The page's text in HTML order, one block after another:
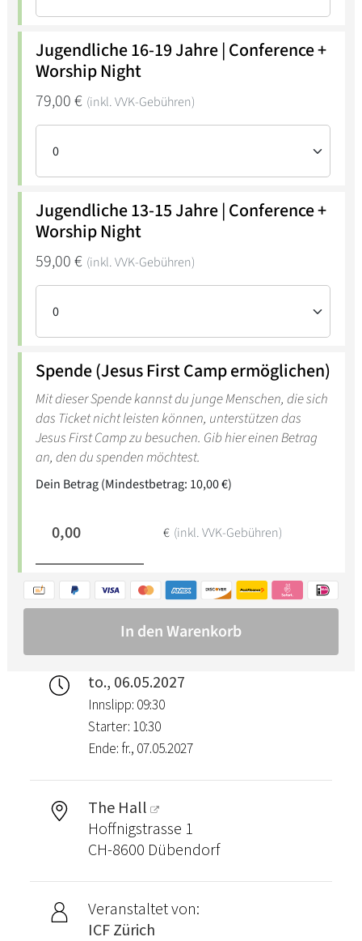
to., 06.05.2027
Innslipp: 09:30
Starter: 10:30
Ende: fr., 07.05.2027
The Hall
Hoffnigstrasse 1
CH-8600 Dübendorf
Veranstaltet von:
ICF Zürich